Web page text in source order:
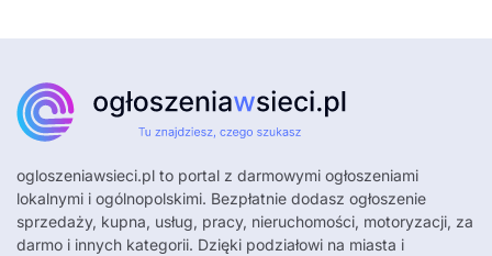
ogloszeniawsieci.pl to portal z darmowymi ogłoszeniami
lokalnymi i ogólnopolskimi. Bezpłatnie dodasz ogłoszenie
sprzedaży, kupna, usług, pracy, nieruchomości, motoryzacji, za
darmo i innych kategorii. Dzięki podziałowi na miasta i